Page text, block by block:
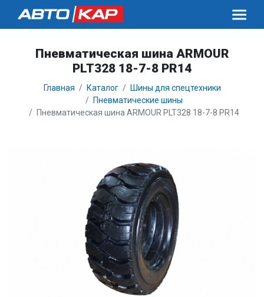
Пневматическая шина ARMOUR
PLT328 18-7-8 PR14
Главная Каталог
Шины для спецтехники
Пневматические шины
Пневматическая шина ARMOUR PLT328 18-7-8 PR14